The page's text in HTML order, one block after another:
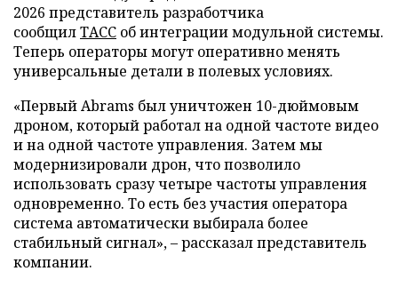
2026 представитель разработчика
сообщилТАСС об интеграции модульной системы.
Теперь операторы могут оперативно менять
универсальные детали в полевых условиях.
«Первый Abrams был уничтожен 10-дюймовым
дроном, который работал на одной частоте видео
и на одной частоте управления. Затем мы
модернизировали дрон, что позволило
использовать сразу четыре частоты управления
одновременно. То есть без участия оператора
система автоматически выбирала более
стабильный сигнал», – рассказал представитель
компании.